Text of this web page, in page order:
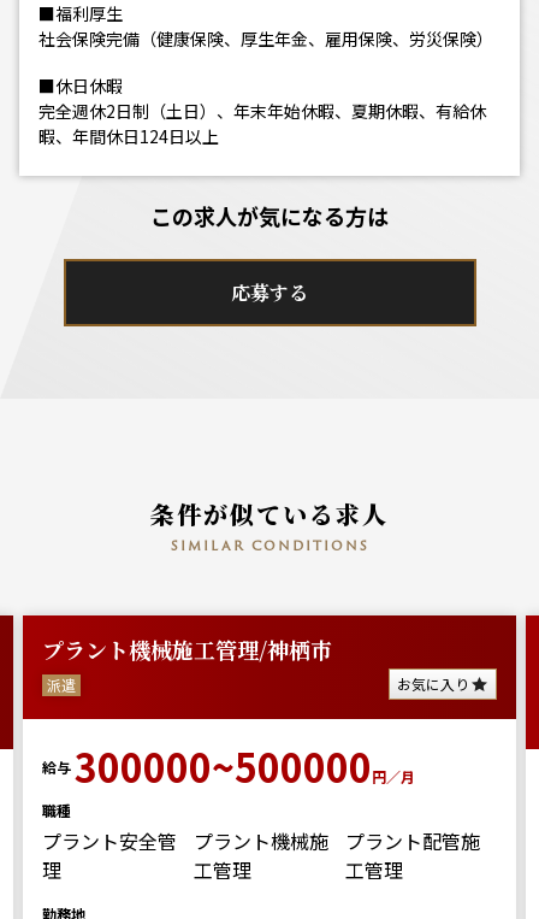
■福利厚生
社会保険完備（健康保険、厚生年金、雇用保険、労災保険）
■休日休暇
完全週休2日制（土日）、年末年始休暇、夏期休暇、有給休
暇、年間休日124日以上
この求人が気になる方は
応募する
条件が似ている求人
similar conditions
プラント機械施工管理/神栖市
派遣 お気に入り
給与300000~500000円／月
職種
プラント安全管
理
プラント機械施
工管理
プラント配管施
工管理
勤務地